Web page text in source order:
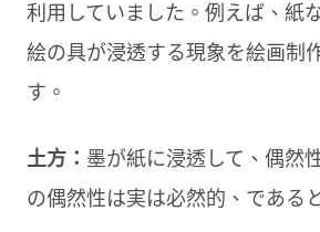
利用していました。例えば、紙
絵の具が浸透する現象を絵画制
す。
土方： 墨が紙に浸透して、偶然
の偶然性は実は必然的、である